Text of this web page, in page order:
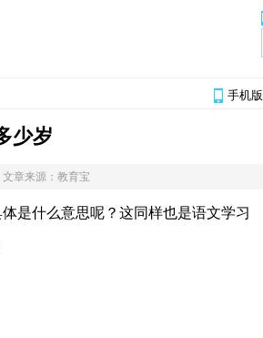
手机版
少岁
章来源：教育宝
是什么意思呢？这同样也是语文学习